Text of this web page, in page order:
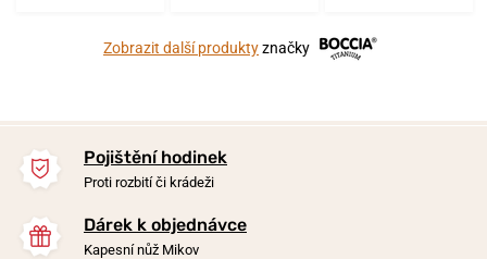
Zobrazit další produktyznačky
Pojištění hodinek
Proti rozbití či krádeži
Dárek k objednávce
Kapesní nůž Mikov